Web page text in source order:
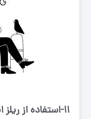
۱۱-استفاده از ریلز اینستاگرام